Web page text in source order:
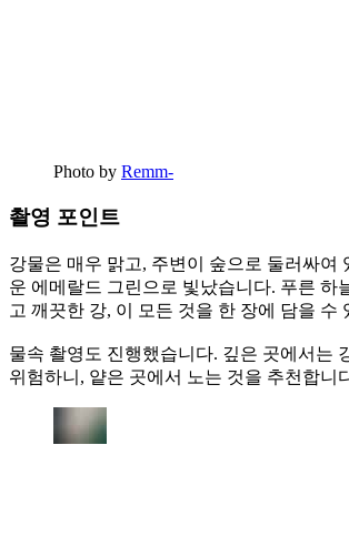
Photo by Remm-
촬영 포인트
강물은 매우 맑고, 주변이 숲으로 둘러싸여
운 에메랄드 그린으로 빛났습니다. 푸른 하
고 깨끗한 강, 이 모든 것을 한 장에 담을 수
물속 촬영도 진행했습니다. 깊은 곳에서는
위험하니, 얕은 곳에서 노는 것을 추천합니